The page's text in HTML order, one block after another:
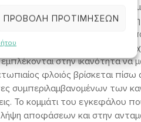
ΠΡΟΒΟΛΉ ΠΡΟΤΙΜΉΣΕΩΝ
μειώνει τα επίπεδα της
Έρευνες έχουν αποδείξει
Το χρόνιο και τοξικό στρες
με αποτέλεσμα την
στην ικανότητα να
φλοιός βρίσκεται
συμπεριλαμβανομένων των
Το κομμάτι του εγκεφάλου
αποφάσεων και στην